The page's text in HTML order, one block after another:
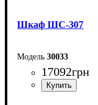
Шкаф ШС-307
30033
17092грн